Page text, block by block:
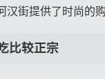
汉街提供了时尚的
比较正宗